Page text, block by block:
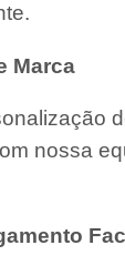
Marca
nossa